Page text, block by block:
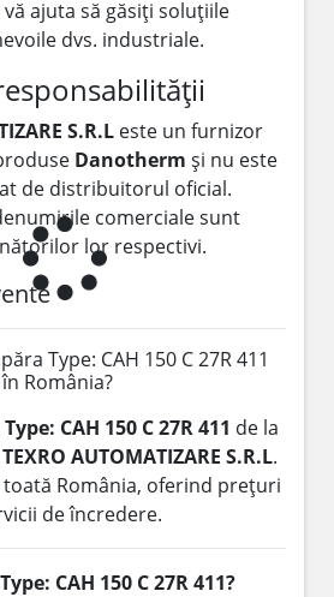
ajuta să găsiți soluțiile
dvs. industriale.
S.R.L este un furnizor
Danotherm și nu este
de distribuitorul oficial.
comerciale sunt
lor respectivi.
Type: CAH 150 C 27R 411
România?
Type: CAH 150 C 27R 411 de la
TEXRO AUTOMATIZARE S.R.L.
România, oferind prețuri
de încredere.
CAH 150 C 27R 411?